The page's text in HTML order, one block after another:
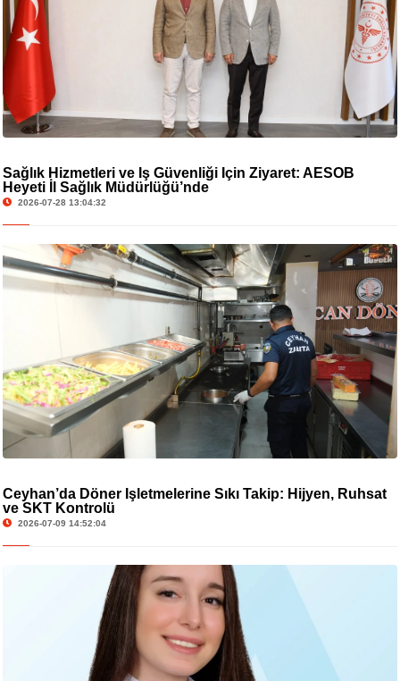
Sağlık Hizmetleri ve İş Güvenliği İçin Ziyaret: AESOB
Heyeti İl Sağlık Müdürlüğü’nde
2026-07-28 13:04:32
Ceyhan’da Döner İşletmelerine Sıkı Takip: Hijyen, Ruhsat
ve SKT Kontrolü
2026-07-09 14:52:04